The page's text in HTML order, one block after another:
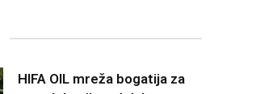
HIFA OIL mreža bogatija za